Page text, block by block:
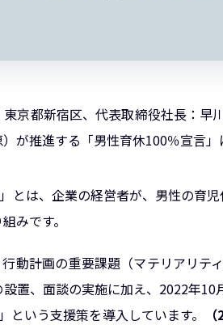
京都新宿区、代表取締役社長：
が推進する「男性育休100％宣言」
とは、企業の経営者が、男性の育
みです。
行動計画の重要課題（マテリアリ
置、面談の実施に加え、2022年
という支援策を導入しています。